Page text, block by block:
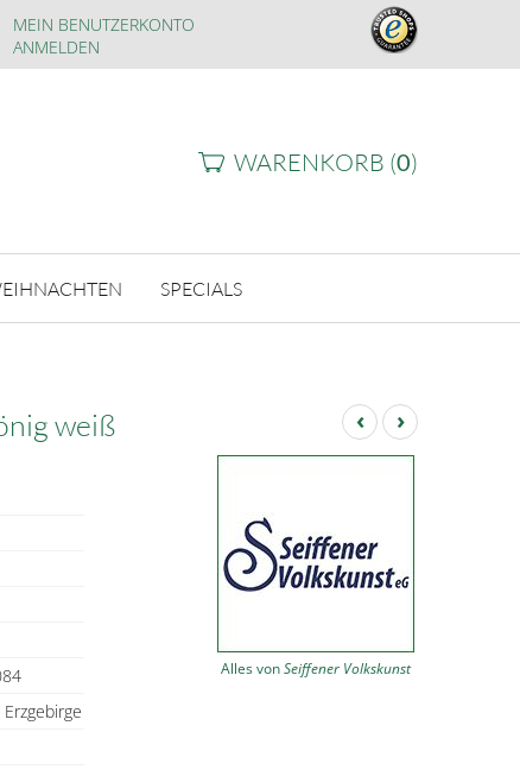
MEIN BENUTZERKONTO
ANMELDEN
WARENKORB (0)
SPECIALS
‹ ›
weiß
Alles vonSeiffener Volkskunst